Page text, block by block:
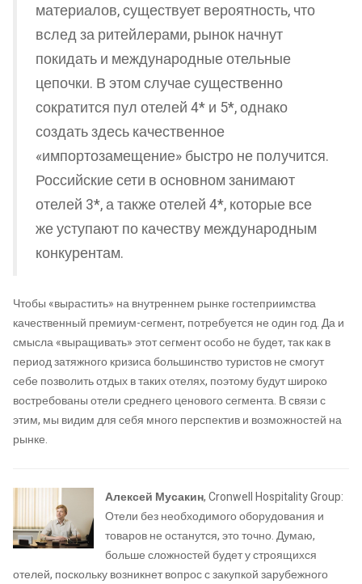
материалов, существует вероятность, что
вслед за ритейлерами, рынок начнут
покидать и международные отельные
цепочки. В этом случае существенно
сократится пул отелей 4* и 5*, однако
создать здесь качественное
«импортозамещение» быстро не получится.
Российские сети в основном занимают
отелей 3*, а также отелей 4*, которые все
же уступают по качеству международным
конкурентам.
Чтобы «вырастить» на внутреннем рынке гостеприимства
качественный премиум-сегмент, потребуется не один год. Да и
смысла «выращивать» этот сегмент особо не будет, так как в
период затяжного кризиса большинство туристов не смогут
себе позволить отдых в таких отелях, поэтому будут широко
востребованы отели среднего ценового сегмента. В связи с
этим, мы видим для себя много перспектив и возможностей на
рынке.
Алексей Мусакин, Cronwell Hospitality Group:
Отели без необходимого оборудования и
товаров не останутся, это точно. Думаю,
больше сложностей будет у строящихся
отелей, поскольку возникнет вопрос с закупкой зарубежного